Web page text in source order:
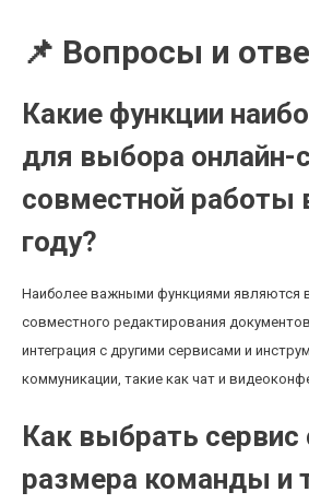
📌 Вопросы и
Какие функции
для выбора онлайн-
совместной работы
году?
Наиболее важными функциями являются
совместного редактирования
интеграция с другими сервисами и
коммуникации, такие как чат и
Как выбрать сервис
размера команды и